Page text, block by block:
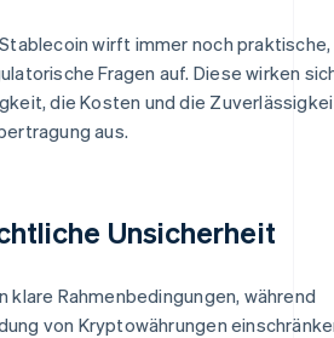
wirft immer noch praktische,
Fragen auf. Diese wirken
die Kosten und die
aus.
Unsicherheit
klare Rahmenbedingungen, während
von Kryptowährungen